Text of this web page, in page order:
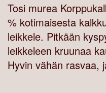
Tosi murea
% kotimaisesta
leikkele. Pitkään
leikkeleen kruunaa
Hyvin vähän rasvaa,